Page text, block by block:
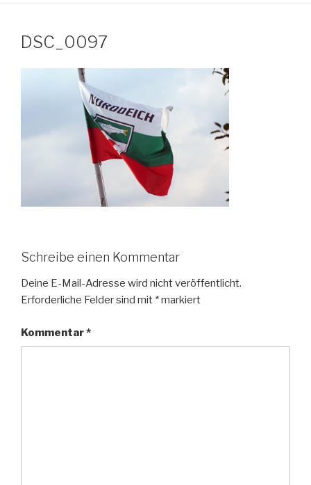
DSC_0097
Schreibe einen Kommentar
Deine E-Mail-Adresse wird nicht veröffentlicht.
Erforderliche Felder sind mit *markiert
Kommentar*